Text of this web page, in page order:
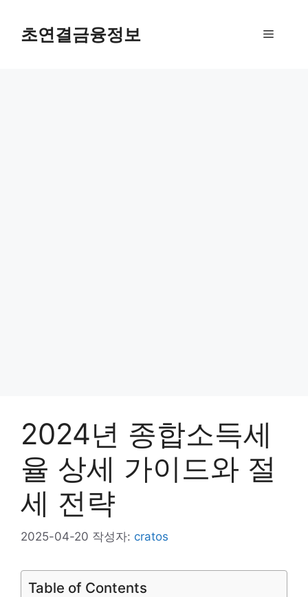
초연결금융정보 메
2024년 종합소득세
율 상세 가이드와 절
세 전략
2025-04-20 작성자: cratos
Table of Contents